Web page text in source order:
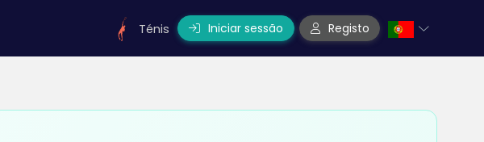
Ténis Iniciar sessão Registo